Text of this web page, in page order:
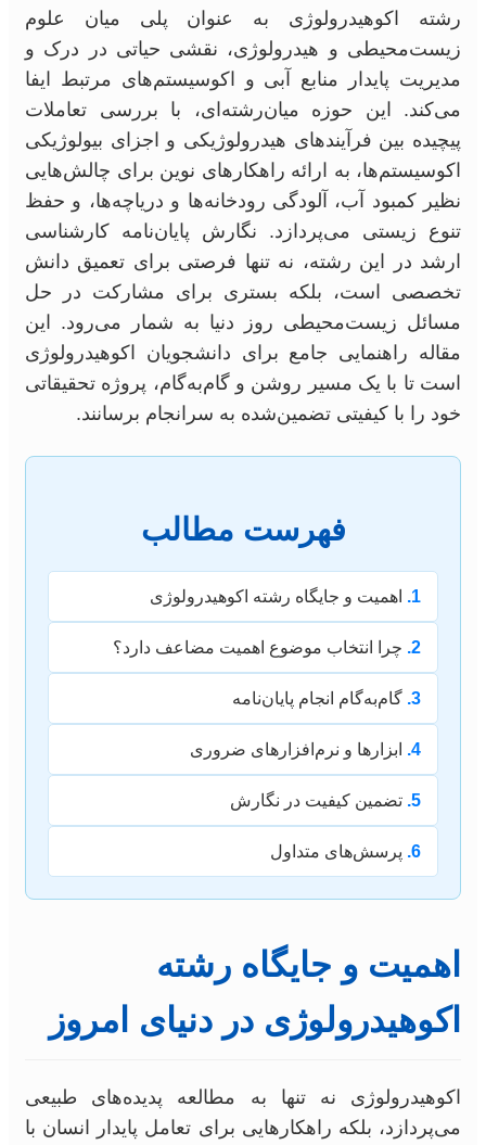
رشته اکوهیدرولوژی به عنوان پلی میان علوم
زیست‌محیطی و هیدرولوژی، نقشی حیاتی در درک و
مدیریت پایدار منابع آبی و اکوسیستم‌های مرتبط ایفا
می‌کند. این حوزه میان‌رشته‌ای، با بررسی تعاملات
پیچیده بین فرآیندهای هیدرولوژیکی و اجزای بیولوژیکی
اکوسیستم‌ها، به ارائه راهکارهای نوین برای چالش‌هایی
نظیر کمبود آب، آلودگی رودخانه‌ها و دریاچه‌ها، و حفظ
تنوع زیستی می‌پردازد. نگارش پایان‌نامه کارشناسی
ارشد در این رشته، نه تنها فرصتی برای تعمیق دانش
تخصصی است، بلکه بستری برای مشارکت در حل
مسائل زیست‌محیطی روز دنیا به شمار می‌رود. این
مقاله راهنمایی جامع برای دانشجویان اکوهیدرولوژی
است تا با یک مسیر روشن و گام‌به‌گام، پروژه تحقیقاتی
خود را با کیفیتی تضمین‌شده به سرانجام برسانند.
فهرست مطالب
1. اهمیت و جایگاه رشته اکوهیدرولوژی
2. چرا انتخاب موضوع اهمیت مضاعف دارد؟
3. گام‌به‌گام انجام پایان‌نامه
4. ابزارها و نرم‌افزارهای ضروری
5. تضمین کیفیت در نگارش
6. پرسش‌های متداول
اهمیت و جایگاه رشته
اکوهیدرولوژی در دنیای امروز
اکوهیدرولوژی نه تنها به مطالعه پدیده‌های طبیعی
می‌پردازد، بلکه راهکارهایی برای تعامل پایدار انسان با